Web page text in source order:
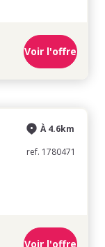
Voir l'offre
À 4.6km
ref. 1780471
Voir l'offre